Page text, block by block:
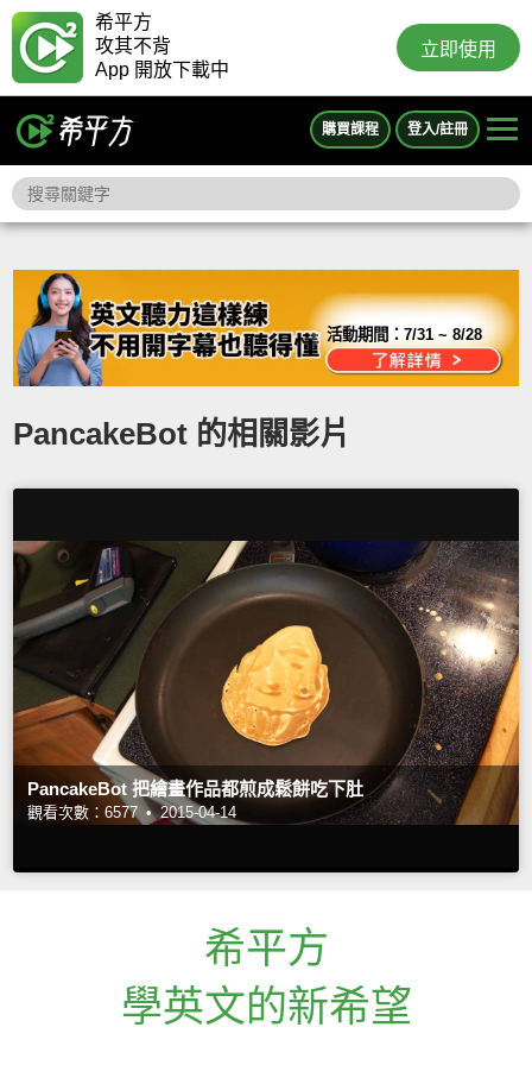
希平方
攻其不背
App 開放下載中
立即使用
購買課程 登入/註冊
活動期間：7/31 ~ 8/28
PancakeBot 的相關影片
PancakeBot 把繪畫作品都煎成鬆餅吃下肚
觀看次數：6577 • 2015-04-14
希平方
學英文的新希望